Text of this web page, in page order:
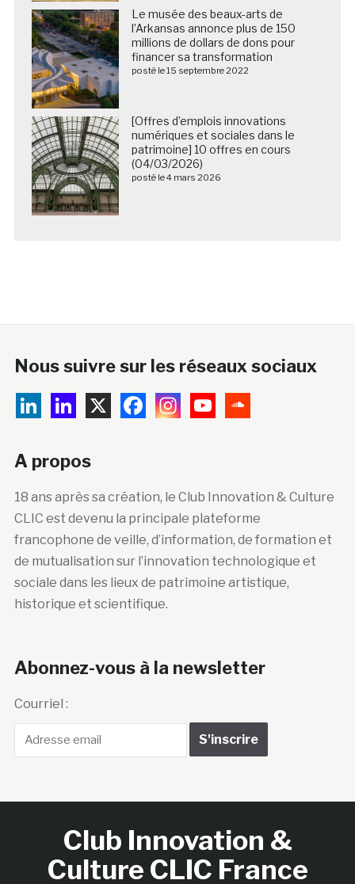
Le musée des beaux-arts de
l’Arkansas annonce plus de 150
millions de dollars de dons pour
financer sa transformation
posté le 15 septembre 2022
[Offres d’emplois innovations
numériques et sociales dans le
patrimoine] 10 offres en cours
(04/03/2026)
posté le 4 mars 2026
Nous suivre sur les réseaux sociaux
A propos
18 ans après sa création, le Club Innovation & Culture
CLIC est devenu la principale plateforme
francophone de veille, d’information, de formation et
de mutualisation sur l’innovation technologique et
sociale dans les lieux de patrimoine artistique,
historique et scientifique.
Abonnez-vous à la newsletter
Courriel :
Club Innovation &
Culture CLIC France